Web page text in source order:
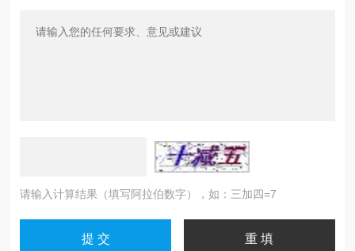
请输入计算结果（填写阿拉伯数字），如：三加四=7